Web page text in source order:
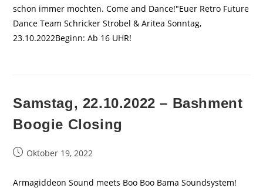
schon immer mochten. Come and Dance!"Euer Retro Future
Dance Team Schricker Strobel & Aritea Sonntag,
23.10.2022Beginn: Ab 16 UHR!
Samstag, 22.10.2022 – Bashment
Boogie Closing
BeitragOktober 19, 2022
Armagiddeon Sound meets Boo Boo Bama Soundsystem!